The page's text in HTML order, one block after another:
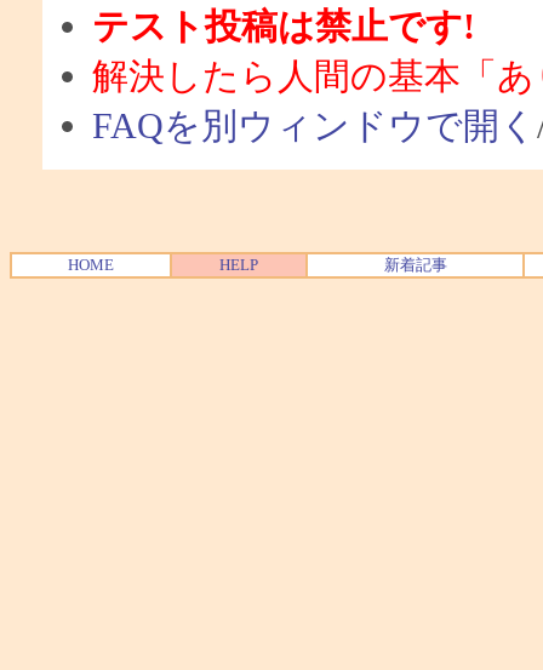
テスト投稿は禁止です!
解決したら人間の基本「
FAQを別ウィンドウで開く
HOME HELP 新着記事